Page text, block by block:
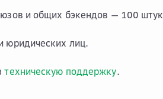
и общих бэкендов — 100
юридических лиц.
техническую поддержку.